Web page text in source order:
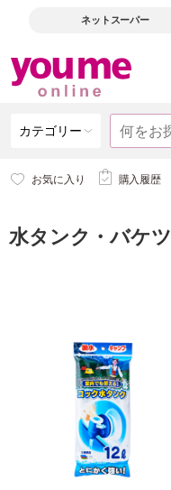
ネットスーパー
カテゴリー
お気に入り 購入履歴
水タンク・バケツ